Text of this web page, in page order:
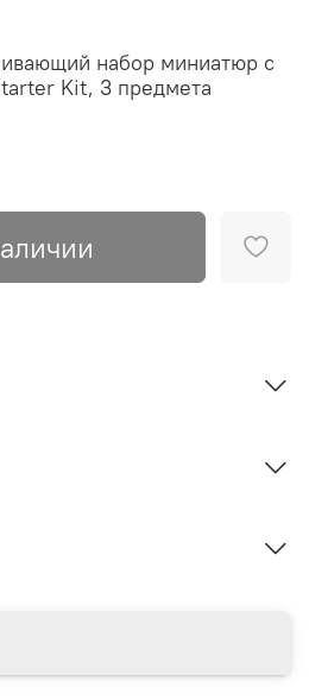
набор миниатюр с
Kit, 3 предмета